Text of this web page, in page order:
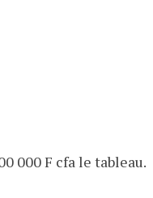
000 F cfa le tableau.